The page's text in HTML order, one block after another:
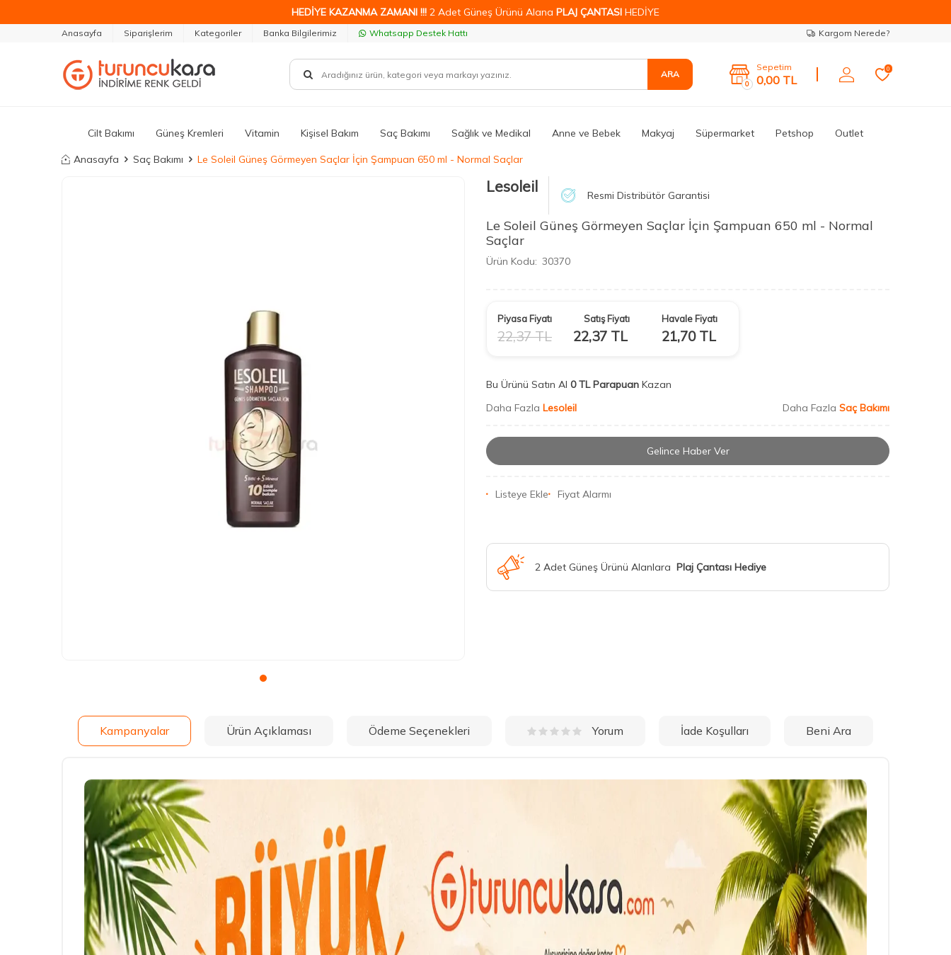
HEDİYE KAZANMA ZAMANI !!! 2 Adet Güneş Ürünü Alana PLAJ ÇANTASI HEDİYE
Anasayfa Siparişlerim Kategoriler Banka Bilgilerimiz Whatsapp Destek Hattı Kargom Nerede?
ARA
0
Sepetim
0,00 TL
0
Cilt Bakımı Güneş Kremleri Vitamin Kişisel Bakım Saç Bakımı Sağlık ve Medikal Anne ve Bebek Makyaj Süpermarket Petshop Outlet
Anasayfa Saç Bakımı Le Soleil Güneş Görmeyen Saçlar İçin Şampuan 650 ml - Normal Saçlar
Lesoleil Resmi Distribütör Garantisi
Le Soleil Güneş Görmeyen Saçlar İçin Şampuan 650 ml - Normal
Saçlar
Ürün Kodu: 30370
Piyasa Fiyatı
22,37TL
Satış Fiyatı
22,37 TL
Havale Fiyatı
21,70TL
Bu Ürünü Satın Al 0 TL Parapuan Kazan
Daha Fazla Lesoleil Daha Fazla Saç Bakımı
Gelince Haber Ver
Listeye Ekle Fiyat Alarmı
2 Adet Güneş Ürünü Alanlara Plaj Çantası Hediye
Kampanyalar Ürün Açıklaması Ödeme Seçenekleri Yorum İade Koşulları Beni Ara